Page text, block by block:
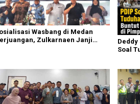
Wasbang di Medan
Zulkarnaen Janji
Deddy
Soal